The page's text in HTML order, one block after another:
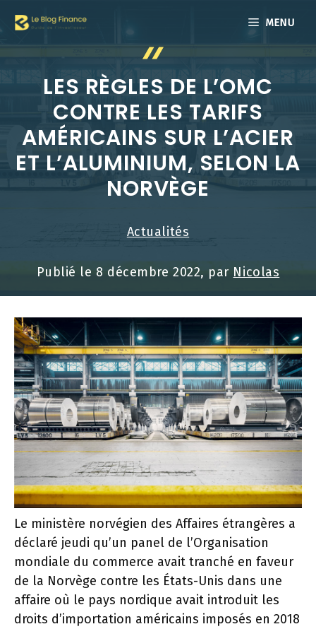
au
contenu
MENU
LES RÈGLES DE L’OMC
CONTRE LES TARIFS
AMÉRICAINS SUR L’ACIER
ET L’ALUMINIUM, SELON LA
NORVÈGE
Actualités
Publié le 8 décembre 2022, par Nicolas
Le ministère norvégien des Affaires étrangères a
déclaré jeudi qu’un panel de l’Organisation
mondiale du commerce avait tranché en faveur
de la Norvège contre les États-Unis dans une
affaire où le pays nordique avait introduit les
droits d’importation américains imposés en 2018